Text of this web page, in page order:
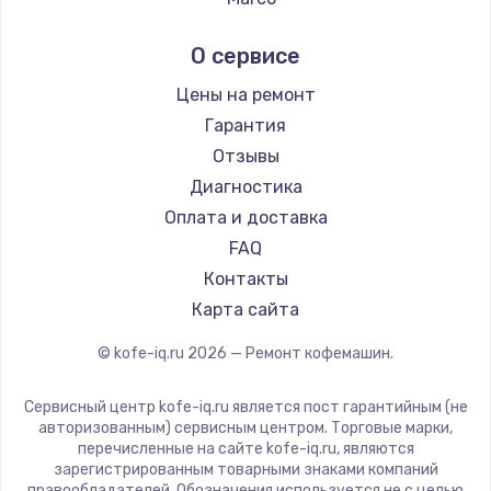
Заказать
Замена жесткого диска
500 руб.
Заказать
Ремонт цепей питания
2500 руб.
Заказать
Замена северного моста
1500 руб.
Замена экрана
1100 руб.
Ремонт кофемашин RED solution
Ремонт кофемашин Bravilor Bonamat
Ремонт кофемашин Vard
Ремонт кофемашин Tuvio
Ремонт кофемашин Carrera
Ремонт кофемашин Supra
Jura
Olympia
Saeco
La Cimbali
WMF
Yamaguchi
Nivona
Astoria
JVC
ROCKET MOZZAFIATO
Vivitek
Thomson
О сервисе
Цены на ремонт
Гарантия
Отзывы
Диагностика
Оплата и доставка
FAQ
Контакты
Карта сайта
© kofe-iq.ru 2026 — Ремонт кофемашин.
Сервисный центр kofe-iq.ru является пост гарантийным (не
авторизованным) сервисным центром. Торговые марки,
перечисленные на сайте kofe-iq.ru, являются
зарегистрированным товарными знаками компаний